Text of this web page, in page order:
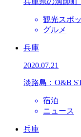
観光スポ
グルメ
兵庫
2020.07.21
淡路島：O&B
宿泊
ニュース
兵庫